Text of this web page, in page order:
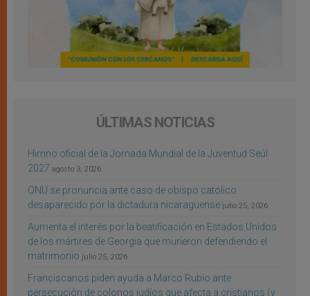
ÚLTIMAS NOTICIAS
Himno oficial de la Jornada Mundial de la Juventud Seúl
2027 agosto 3, 2026
ONU se pronuncia ante caso de obispo católico
desaparecido por la dictadura nicaragüense julio 25, 2026
Aumenta el interés por la beatificación en Estados Unidos
de los mártires de Georgia que murieron defendiendo el
matrimonio julio 25, 2026
Franciscanos piden ayuda a Marco Rubio ante
persecución de colonos judíos que afecta a cristianos (y